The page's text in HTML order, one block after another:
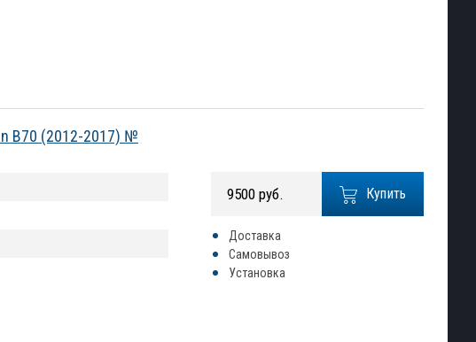
B70 (2012-2017) №
Купить
9500 руб.
Доставка
Самовывоз
Установка